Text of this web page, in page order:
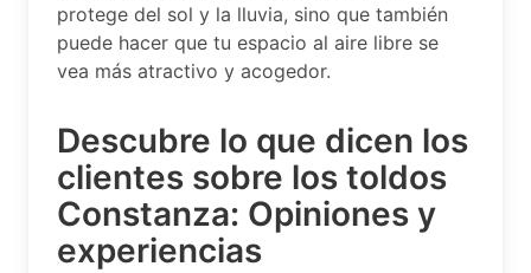
protege del sol y la lluvia, sino que también
puede hacer que tu espacio al aire libre se
vea más atractivo y acogedor.
Descubre lo que dicen los
clientes sobre los toldos
Constanza: Opiniones y
experiencias